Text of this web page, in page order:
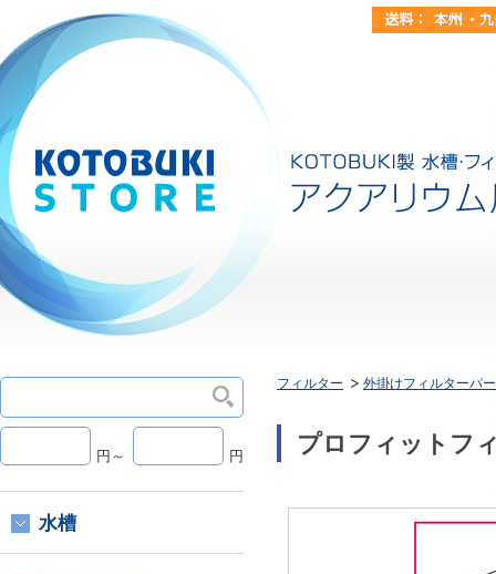
フィルター 外掛けフィルターパ
プロフィットフ
円～ 円
水槽